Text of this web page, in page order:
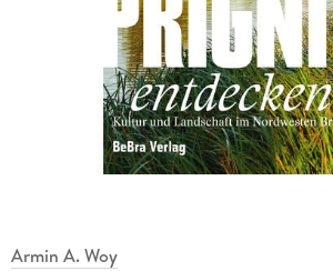
Armin A. Woy